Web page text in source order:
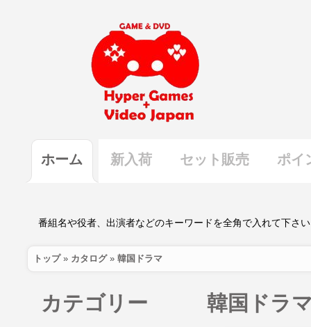
ホーム 新入荷 セット販売 ポイ
トップ» カタログ» 韓国ドラマ
韓国ドラ
カテゴリー